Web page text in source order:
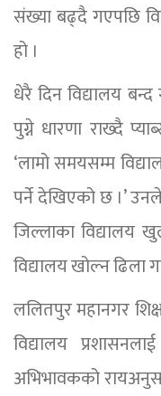
संख्या बढ्दै गएपछि
हो ।
धेरै दिन विद्यालय
पुग्ने धारणा राख्दै
‘लामो समयसम्म
पर्ने देखिएको छ ।’
जिल्लाका विद्यालय
विद्यालय खोल्न ढिला
ललितपुर महानगर
विद्यालय
अभिभावकको